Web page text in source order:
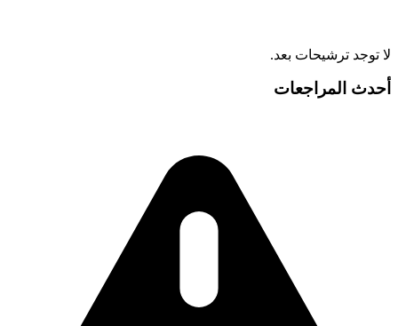
لا توجد ترشيحات بعد.
أحدث المراجعات